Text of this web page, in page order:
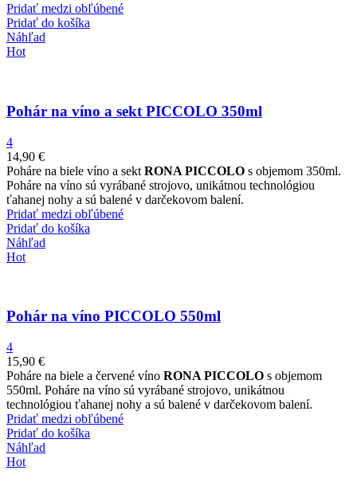
Pridať medzi obľúbené
Pridať do košíka
Náhľad
Hot
Pohár na víno a sekt PICCOLO 350ml
4
14,90 €
Poháre na biele víno a sekt RONA PICCOLO s objemom 350ml.
Poháre na víno sú vyrábané strojovo, unikátnou technológiou
ťahanej nohy a sú balené v darčekovom balení.
Pridať medzi obľúbené
Pridať do košíka
Náhľad
Hot
Pohár na víno PICCOLO 550ml
4
15,90 €
Poháre na biele a červené víno RONA PICCOLO s objemom
550ml. Poháre na víno sú vyrábané strojovo, unikátnou
technológiou ťahanej nohy a sú balené v darčekovom balení.
Pridať medzi obľúbené
Pridať do košíka
Náhľad
Hot